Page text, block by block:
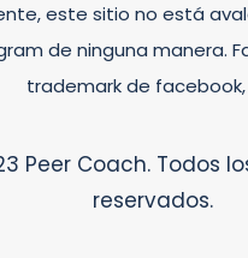
este sitio no está
de ninguna manera.
trademark de facebook,
Peer Coach. Todos
reservados.